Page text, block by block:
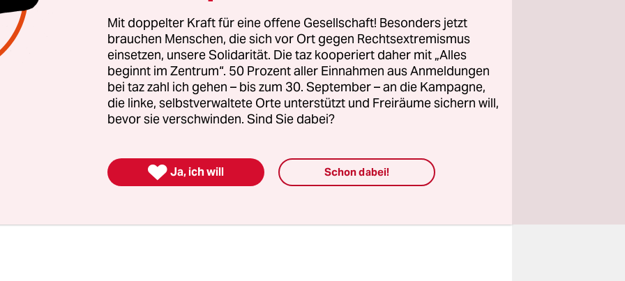
an Sprechtexte von früheren Alben, und ich fand es ganz
"Regen" die Platte so nackt, offen einleitet und dass aus
aus diesem geträumten Traum schließlich die Feedbacks
erklärt Jochen Distelmeyer im Interview.
Mit doppelter Kraft für eine offene Gesellschaft! Besonders jetzt
brauchen Menschen, die sich vor Ort gegen Rechtsextremismus
einsetzen, unsere Solidarität. Die taz kooperiert daher mit „Alles
beginnt im Zentrum“. 50 Prozent aller Einnahmen aus Anmeldungen
bei taz zahl ich gehen – bis zum 30. September – an die Kampagne,
die linke, selbstverwaltete Orte unterstützt und Freiräume sichern will,
bevor sie verschwinden. Sind Sie dabei?
 Ja, ich will Schon dabei!